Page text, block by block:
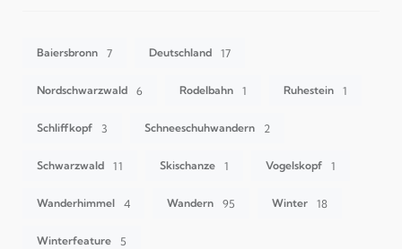
Baiersbronn 7 Deutschland 17
Nordschwarzwald 6 Rodelbahn 1 Ruhestein 1
Schliffkopf 3 Schneeschuhwandern 2
Schwarzwald 11 Skischanze 1 Vogelskopf 1
Wanderhimmel 4 Wandern 95 Winter 18
Winterfeature 5